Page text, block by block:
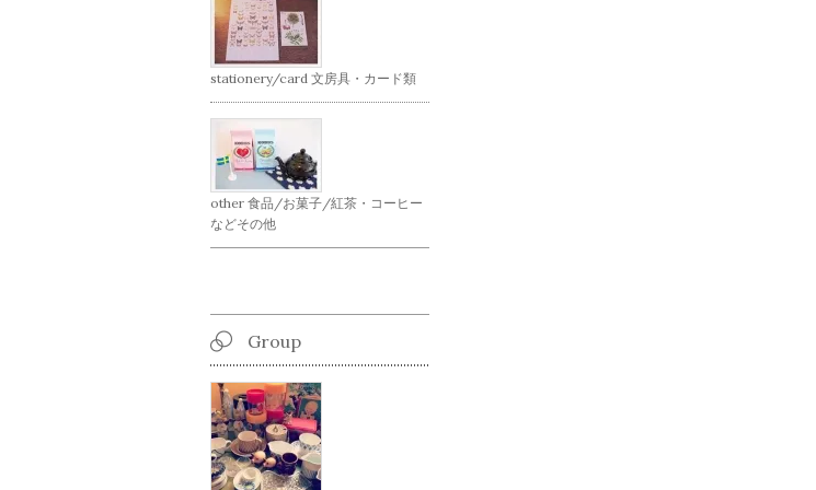
stationery/card 文房具・カード類
other 食品/お菓子/紅茶・コーヒー
などその他
Group